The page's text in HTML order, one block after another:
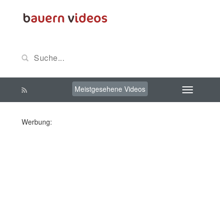
Meistgesehene Videos
Werbung: